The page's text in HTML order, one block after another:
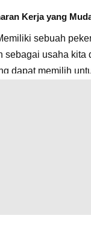
Kerja yang
sebagai usaha kita
dapat memilih